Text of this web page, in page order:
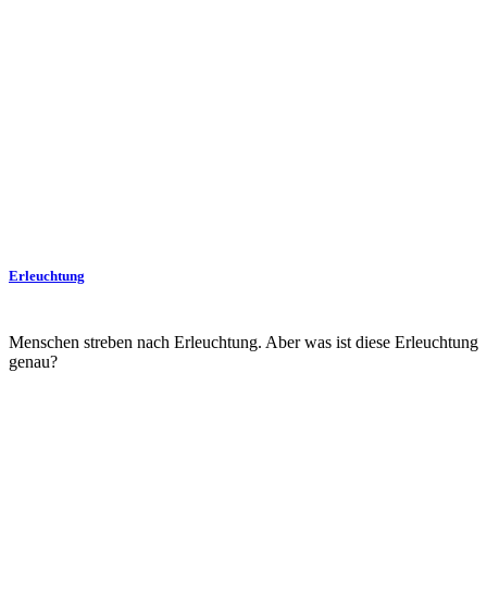
Erleuchtung
Menschen streben nach Erleuchtung. Aber was ist diese Erleuchtung
genau?